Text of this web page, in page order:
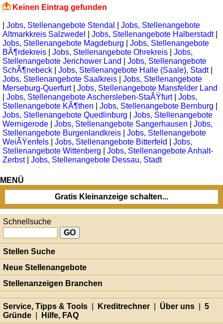
Keinen Eintrag gefunden
Jobs, Stellenangebote Stendal
Jobs, Stellenangebote
Altmarkkreis Salzwedel
Jobs, Stellenangebote Halberstadt|
Jobs, Stellenangebote Magdeburg
Jobs, Stellenangebote
BÃ¶rdekreis
Jobs, Stellenangebote Ohrekreis
Jobs,
Stellenangebote Jerichower Land
Jobs, Stellenangebote
SchÃ¶nebeck
Jobs, Stellenangebote Halle (Saale), Stadt|
Jobs, Stellenangebote Saalkreis
Jobs, Stellenangebote
Merseburg-Querfurt| Jobs, Stellenangebote Mansfelder Land
Jobs, Stellenangebote Aschersleben-StaÃŸfurt| Jobs,
Stellenangebote KÃ¶then
Jobs, Stellenangebote Bernburg
Jobs, Stellenangebote Quedlinburg
Jobs, Stellenangebote
Wernigerode
Jobs, Stellenangebote Sangerhausen
Jobs,
Stellenangebote Burgenlandkreis
Jobs, Stellenangebote
WeiÃŸenfels
Jobs, Stellenangebote Bitterfeld
Jobs,
Stellenangebote Wittenberg
Jobs, Stellenangebote Anhalt-
Zerbst| Jobs, Stellenangebote Dessau, Stadt
MENÜ
Gratis Kleinanzeige schalten...
Schnellsuche
Stellen Suche
Neue Stellenangebote
Stellenanzeigen Branchen
Service, Tipps & Tools Kreditrechner Über uns
5
Gründe
Hilfe, FAQ